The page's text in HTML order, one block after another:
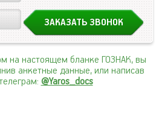
на настоящем бланке ГОЗНАК, вы
анкетные данные, или написав
@Yaros_docs